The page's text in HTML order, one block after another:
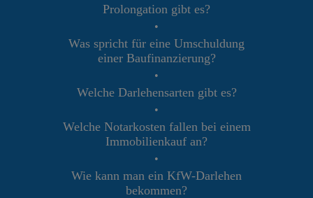
Prolongation gibt es?
•
Was spricht für eine Umschuldung
einer Baufinanzierung?
•
Welche Darlehensarten gibt es?
•
Welche Notarkosten fallen bei einem
Immobilienkauf an?
•
Wie kann man ein KfW-Darlehen
bekommen?